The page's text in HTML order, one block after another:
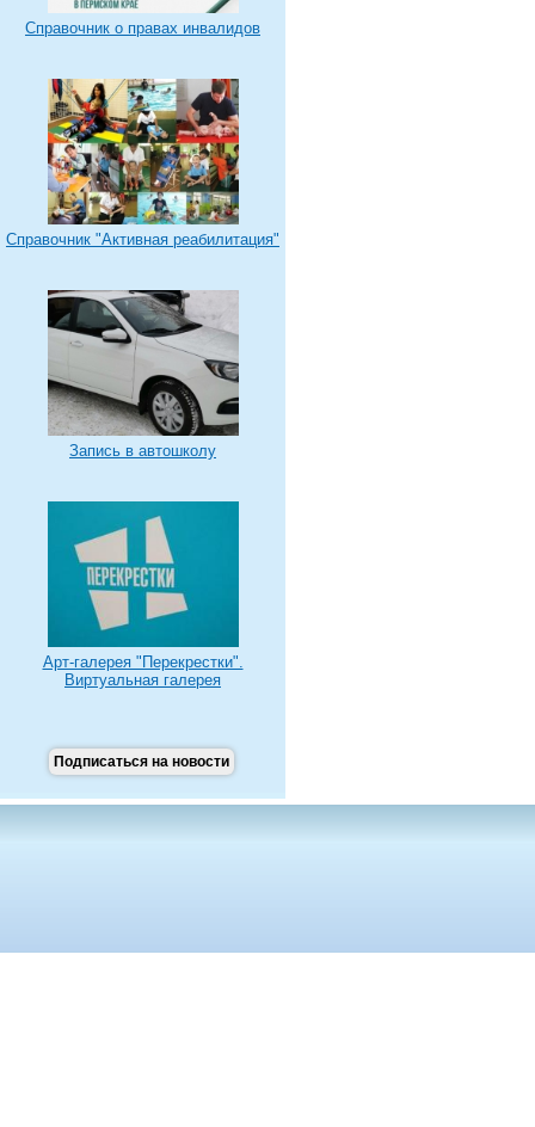
Справочник о правах инвалидов
Справочник "Активная реабилитация"
Запись в автошколу
Арт-галерея "Перекрестки".
Виртуальная галерея
Подписаться на новости